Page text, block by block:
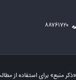
«ذکر منبع» برای استفاده از